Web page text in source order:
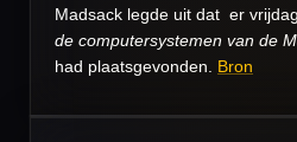
Madsack legde uit dat er vrijdag
de computersystemen van de
had plaatsgevonden. Bron